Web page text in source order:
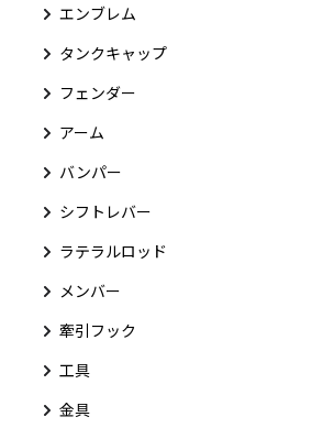
エンブレム
タンクキャップ
フェンダー
アーム
バンパー
シフトレバー
ラテラルロッド
メンバー
牽引フック
工具
金具